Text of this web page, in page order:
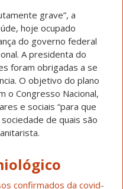
grave”, a
hoje ocupado
do governo federal
A presidenta do
foram obrigadas a se
O objetivo do plano
o Congresso Nacional,
e sociais “para que
de quais são
confirmados da covid-